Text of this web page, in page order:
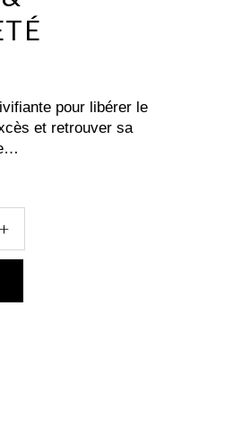
pour libérer le
et retrouver sa
+